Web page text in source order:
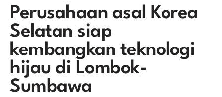
Perusahaan asal Korea
Selatan siap
kembangkan teknologi
hijau di Lombok-
Sumbawa